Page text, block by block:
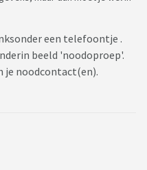
een telefoontje .
beeld 'noodoproep'.
je noodcontact(en).